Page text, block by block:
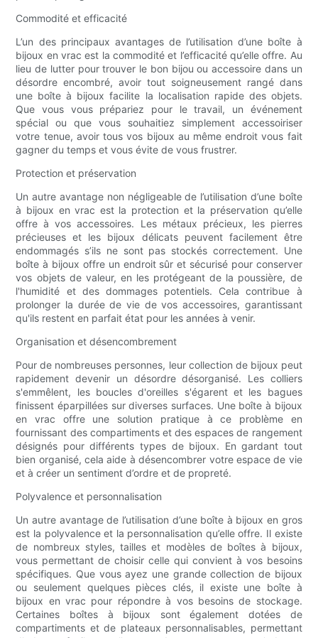
Commodité et efficacité
L’un des principaux avantages de l’utilisation d’une boîte à
bijoux en vrac est la commodité et l’efficacité qu’elle offre. Au
lieu de lutter pour trouver le bon bijou ou accessoire dans un
désordre encombré, avoir tout soigneusement rangé dans
une boîte à bijoux facilite la localisation rapide des objets.
Que vous vous prépariez pour le travail, un événement
spécial ou que vous souhaitiez simplement accessoiriser
votre tenue, avoir tous vos bijoux au même endroit vous fait
gagner du temps et vous évite de vous frustrer.
Protection et préservation
Un autre avantage non négligeable de l’utilisation d’une boîte
à bijoux en vrac est la protection et la préservation qu’elle
offre à vos accessoires. Les métaux précieux, les pierres
précieuses et les bijoux délicats peuvent facilement être
endommagés s’ils ne sont pas stockés correctement. Une
boîte à bijoux offre un endroit sûr et sécurisé pour conserver
vos objets de valeur, en les protégeant de la poussière, de
l'humidité et des dommages potentiels. Cela contribue à
prolonger la durée de vie de vos accessoires, garantissant
qu'ils restent en parfait état pour les années à venir.
Organisation et désencombrement
Pour de nombreuses personnes, leur collection de bijoux peut
rapidement devenir un désordre désorganisé. Les colliers
s'emmêlent, les boucles d'oreilles s'égarent et les bagues
finissent éparpillées sur diverses surfaces. Une boîte à bijoux
en vrac offre une solution pratique à ce problème en
fournissant des compartiments et des espaces de rangement
désignés pour différents types de bijoux. En gardant tout
bien organisé, cela aide à désencombrer votre espace de vie
et à créer un sentiment d’ordre et de propreté.
Polyvalence et personnalisation
Un autre avantage de l’utilisation d’une boîte à bijoux en gros
est la polyvalence et la personnalisation qu’elle offre. Il existe
de nombreux styles, tailles et modèles de boîtes à bijoux,
vous permettant de choisir celle qui convient à vos besoins
spécifiques. Que vous ayez une grande collection de bijoux
ou seulement quelques pièces clés, il existe une boîte à
bijoux en vrac pour répondre à vos besoins de stockage.
Certaines boîtes à bijoux sont également dotées de
compartiments et de plateaux personnalisables, permettant